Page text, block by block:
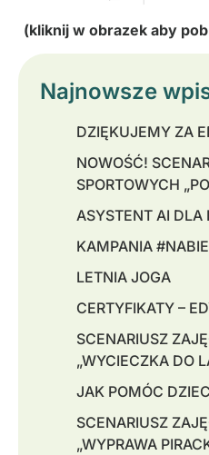
(kliknij w obrazek aby
Najnowsze
DZIĘKUJEMY ZA
NOWOŚĆ!
SPORTOWYCH
ASYSTENT AI DLA
KAMPANIA
LETNIA JOGA
CERTYFIKATY –
SCENARIUSZ
„WYCIECZKA DO
JAK POMÓC
SCENARIUSZ
„WYPRAWA